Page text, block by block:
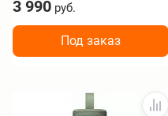
3 990 руб.
Под заказ